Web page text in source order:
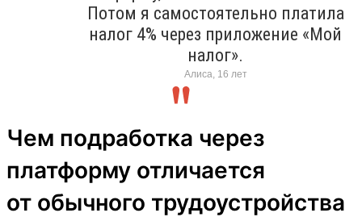
Потом я самостоятельно платила
налог 4% через приложение «Мой
налог».
Алиса, 16 лет
Чем подработка через
платформу отличается
от обычного трудоустройства